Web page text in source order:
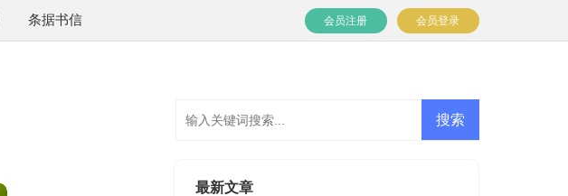
条据书信 会员登录
会员注册
最新文章